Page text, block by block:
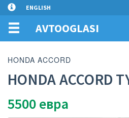
ENGLISH
AVTOOGLASI
HONDA ACCORD
HONDA ACCORD
5500евра